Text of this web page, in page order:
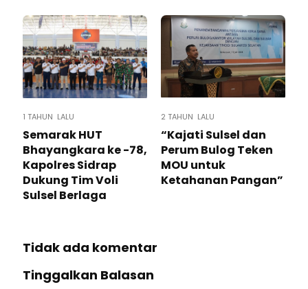
1 TAHUN LALU
Semarak HUT
Bhayangkara ke -78,
Kapolres Sidrap
Dukung Tim Voli
Sulsel Berlaga
2 TAHUN LALU
“Kajati Sulsel dan
Perum Bulog Teken
MOU untuk
Ketahanan Pangan”
Tidak ada komentar
Tinggalkan Balasan